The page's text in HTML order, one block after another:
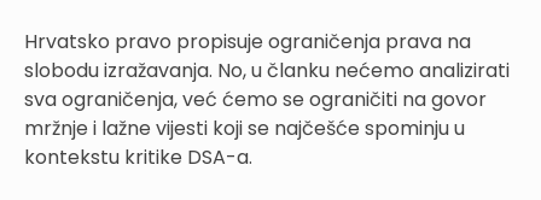
Hrvatsko pravo propisuje ograničenja prava na
slobodu izražavanja. No, u članku nećemo analizirati
sva ograničenja, već ćemo se ograničiti na govor
mržnje i lažne vijesti koji se najčešće spominju u
kontekstu kritike DSA-a.